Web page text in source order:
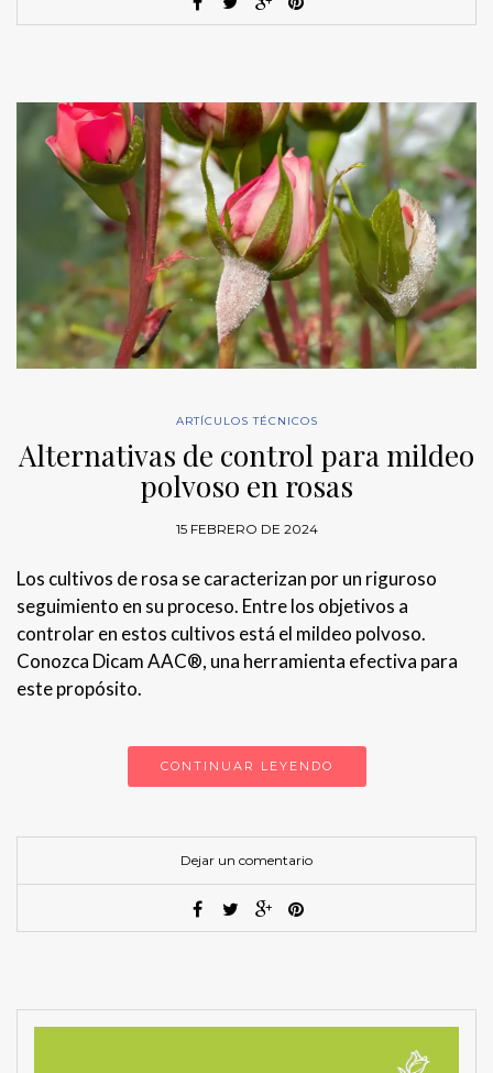
ARTÍCULOS TÉCNICOS
Alternativas de control para mildeo
polvoso en rosas
15 FEBRERO DE 2024
Los cultivos de rosa se caracterizan por un riguroso
seguimiento en su proceso. Entre los objetivos a
controlar en estos cultivos está el mildeo polvoso.
Conozca Dicam AAC®, una herramienta efectiva para
este propósito.
CONTINUAR LEYENDO
Dejar un comentario